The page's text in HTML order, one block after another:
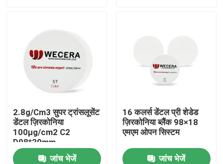
विडियो
वी.आर. शो
हमारे बारे में
कारखाने का दौरा
2.8g/Cm3 सुपर ट्रांसलूसेंट
डेंटल ज़िरकोनिया
100μg/cm2 C2
D98*20mm
जांच भेजें
16 कलर्स डेंटल प्री शेडेड
ज़िरकोनिया ब्लैंक 98×18
एमएम ओपन सिस्टम
जांच भेजें